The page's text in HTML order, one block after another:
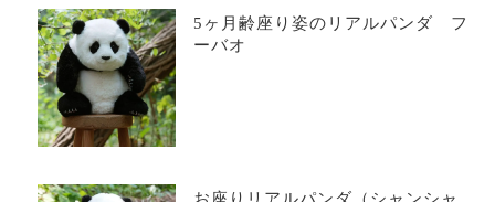
5ヶ月齢座り姿のリアルパンダ フ
ーバオ